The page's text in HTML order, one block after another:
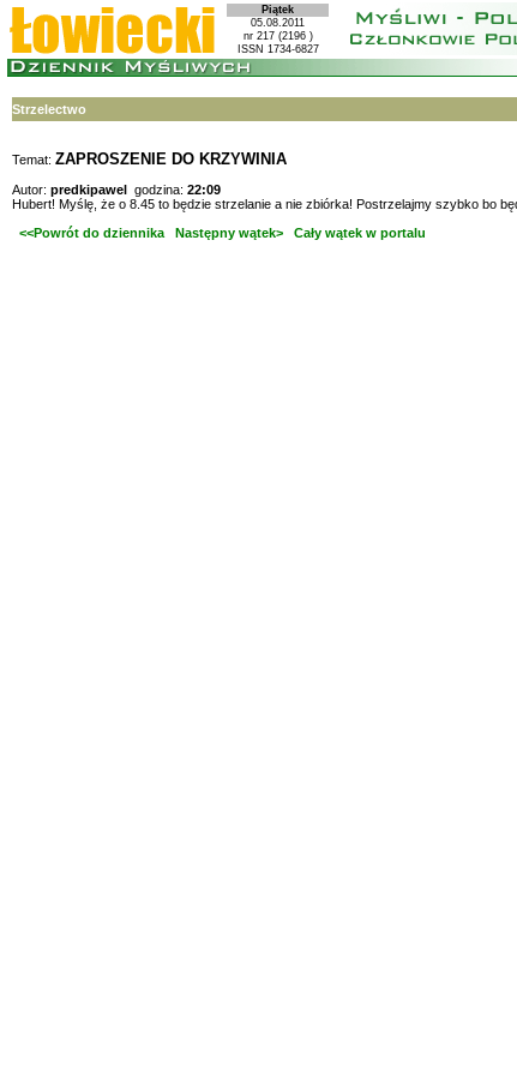
Piątek
05.08.2011
nr 217 (2196 )
ISSN 1734-6827
Strzelectwo
Temat: ZAPROSZENIE DO KRZYWINIA
Autor: predkipawel godzina: 22:09
Hubert! Myślę, że o 8.45 to będzie strzelanie a nie zbiórka! Postrzelajmy szybko bo
<<Powrót do dziennika
Następny wątek> Cały wątek w portalu